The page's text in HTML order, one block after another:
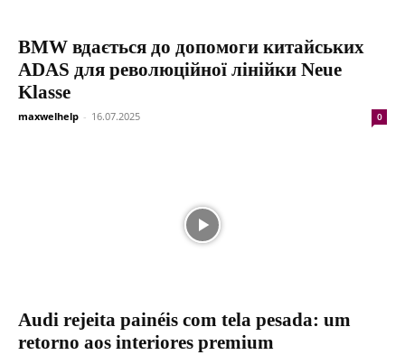
BMW вдається до допомоги китайських
ADAS для революційної лінійки Neue
Klasse
maxwelhelp - 16.07.2025 0
Audi rejeita painéis com tela pesada: um
retorno aos interiores premium